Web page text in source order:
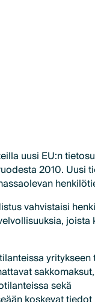
uusi EU:n
2010. Uusi
vahvistaisi
sakkomaksut,
sekä